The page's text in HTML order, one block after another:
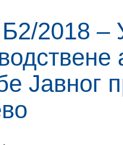
2018
Јавног